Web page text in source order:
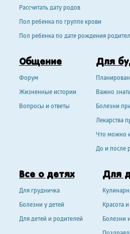
Рассчитать дату родов
Пол ребенка по группе крови
Пол ребенка по дате рождения
Общение
Форум
Жизненные истории
Вопросы и ответы
Для
Важно
Болезни
Лекарства
Что можно
До и после
Все о детях
Для грудничка
Болезни у детей
Для детей и родителей
Для
Красота
Болезни